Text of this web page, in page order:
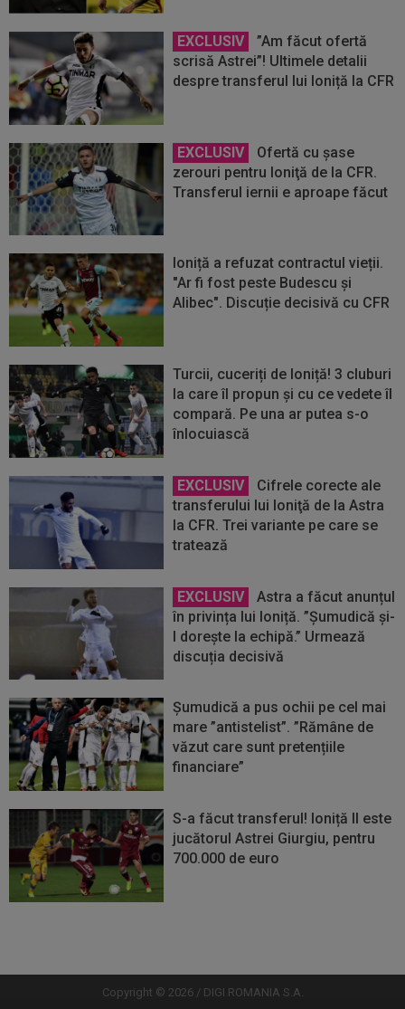
EXCLUSIV
”Am făcut ofertă
scrisă Astrei”! Ultimele detalii
despre transferul lui Ioniță la CFR
EXCLUSIV
Ofertă cu şase
zerouri pentru Ioniţă de la CFR.
Transferul iernii e aproape făcut
Ioniță a refuzat contractul vieții.
"Ar fi fost peste Budescu și
Alibec". Discuție decisivă cu CFR
Turcii, cuceriți de Ioniță! 3 cluburi
la care îl propun și cu ce vedete îl
compară. Pe una ar putea s-o
înlocuiască
EXCLUSIV
Cifrele corecte ale
transferului lui Ioniţă de la Astra
la CFR. Trei variante pe care se
tratează
EXCLUSIV
Astra a făcut anunțul
în privința lui Ioniță. ”Șumudică și-
l dorește la echipă.” Urmează
discuția decisivă
Șumudică a pus ochii pe cel mai
mare ”antistelist”. ”Rămâne de
văzut care sunt pretențiile
financiare”
S-a făcut transferul! Ioniță II este
jucătorul Astrei Giurgiu, pentru
700.000 de euro
mai
mai
Copyright © 2026 / DIGI ROMANIA S.A.